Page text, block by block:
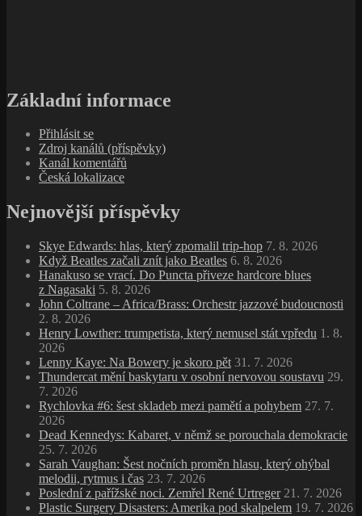
Základní informace
Přihlásit se
Zdroj kanálů (příspěvky)
Kanál komentářů
Česká lokalizace
Nejnovější příspěvky
Skye Edwards: hlas, který zpomalil trip‑hop 7. 8. 2026
Když Beatles začali znít jako Beatles 6. 8. 2026
Hanakuso se vrací. Do Puncta přiveze hardcore blues
z Nagasaki 5. 8. 2026
John Coltrane – Africa/Brass: Orchestr jazzové budoucnosti
2. 8. 2026
Henry Lowther: trumpetista, který nemusel stát vpředu 1. 8.
2026
Lenny Kaye: Na Bowery je skoro pět 31. 7. 2026
Thundercat mění baskytaru v osobní nervovou soustavu 29.
7. 2026
Rychlovka #6: šest skladeb mezi pamětí a pohybem 27. 7.
2026
Dead Kennedys: Kabaret, v němž se porouchala demokracie
25. 7. 2026
Sarah Vaughan: Šest nočních proměn hlasu, který ohýbal
melodii, rytmus i čas 23. 7. 2026
Poslední z pařížské noci. Zemřel René Urtreger 21. 7. 2026
Plastic Surgery Disasters: Amerika pod skalpelem 19. 7. 2026